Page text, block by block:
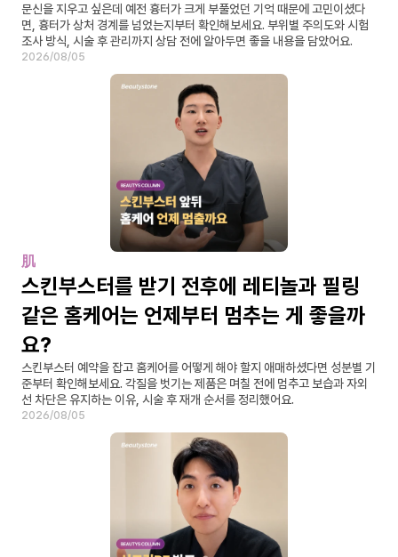
문신을 지우고 싶은데 예전 흉터가 크게 부풀었던 기억 때문에 고민이셨다
면, 흉터가 상처 경계를 넘었는지부터 확인해보세요. 부위별 주의도와 시험
조사 방식, 시술 후 관리까지 상담 전에 알아두면 좋을 내용을 담았어요.
2026/08/05
肌
스킨부스터를 받기 전후에 레티놀과 필링
같은 홈케어는 언제부터 멈추는 게 좋을까
요?
스킨부스터 예약을 잡고 홈케어를 어떻게 해야 할지 애매하셨다면 성분별 기
준부터 확인해보세요. 각질을 벗기는 제품은 며칠 전에 멈추고 보습과 자외
선 차단은 유지하는 이유, 시술 후 재개 순서를 정리했어요.
2026/08/05